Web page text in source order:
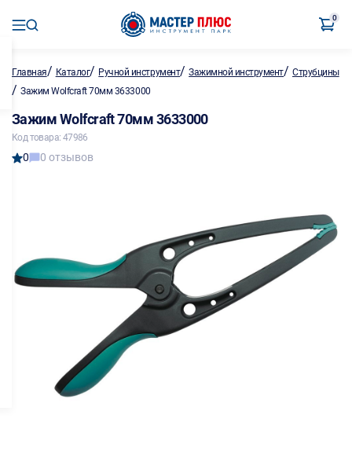
0
Главная/ Каталог/ Ручной инструмент/Зажимной инструмент/Струбцины
/ Зажим Wolfcraft 70мм 3633000
Зажим Wolfcraft 70мм 3633000
Код товара: 47986
0 0 отзывов